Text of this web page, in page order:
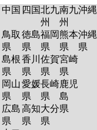
中国 四国北九
州
南九
州
沖縄
鳥取
県
島根
県
岡山
県
広島
県
徳島
県
香川
県
愛媛
県
高知
県
福岡
県
佐賀
県
長崎
県
大分
県
熊本
県
宮崎
県
鹿児
島
県
沖縄
県